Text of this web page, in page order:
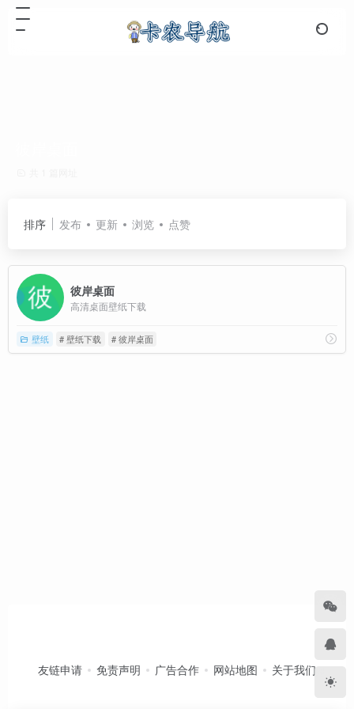
排序 发布 更新 浏览 点赞
彼岸桌面
高清桌面壁纸下载
壁纸 # 壁纸下载 # 彼岸桌面
友链申请 免责声明 广告合作 网站地图 关于我们